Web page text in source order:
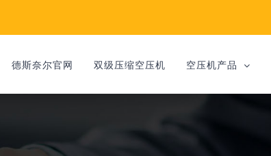
德斯奈尔官网 双级压缩空压机 空压机产品